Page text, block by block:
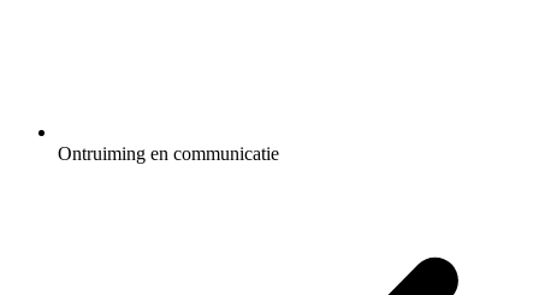
Ontruiming en communicatie